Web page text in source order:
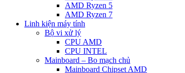
AMD Ryzen 5
AMD Ryzen 7
Linh kiện máy tính
Bộ vi xử lý
CPU AMD
CPU INTEL
Mainboard – Bo mạch chủ
Mainboard Chipset AMD